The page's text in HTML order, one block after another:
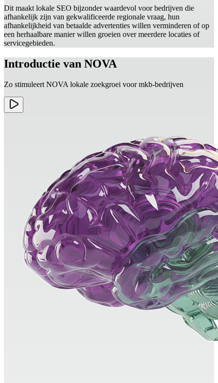
Dit maakt lokale SEO bijzonder waardevol voor bedrijven die
afhankelijk zijn van gekwalificeerde regionale vraag, hun
afhankelijkheid van betaalde advertenties willen verminderen of op
een herhaalbare manier willen groeien over meerdere locaties of
servicegebieden.
Introductie van NOVA
Zo stimuleert NOVA lokale zoekgroei voor mkb-bedrijven